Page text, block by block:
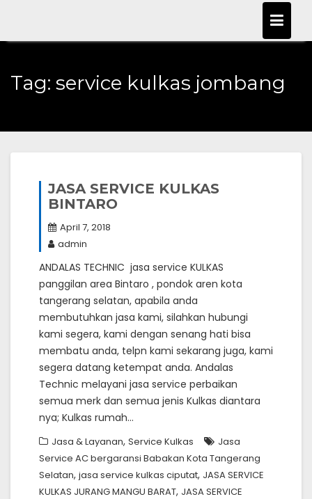
content
Tag: service kulkas jombang
JASA SERVICE KULKAS
BINTARO
April 7, 2018
admin
ANDALAS TECHNIC jasa service KULKAS
panggilan area Bintaro , pondok aren kota
tangerang selatan, apabila anda
membutuhkan jasa kami, silahkan hubungi
kami segera, kami dengan senang hati bisa
membatu anda, telpn kami sekarang juga, kami
segera datang ketempat anda. Andalas
Technic melayani jasa service perbaikan
semua merk dan semua jenis Kulkas diantara
nya; Kulkas rumah…
Jasa & Layanan, Service Kulkas
Jasa
Service AC bergaransi Babakan Kota Tangerang
Selatan, jasa service kulkas ciputat, JASA SERVICE
KULKAS JURANG MANGU BARAT, JASA SERVICE